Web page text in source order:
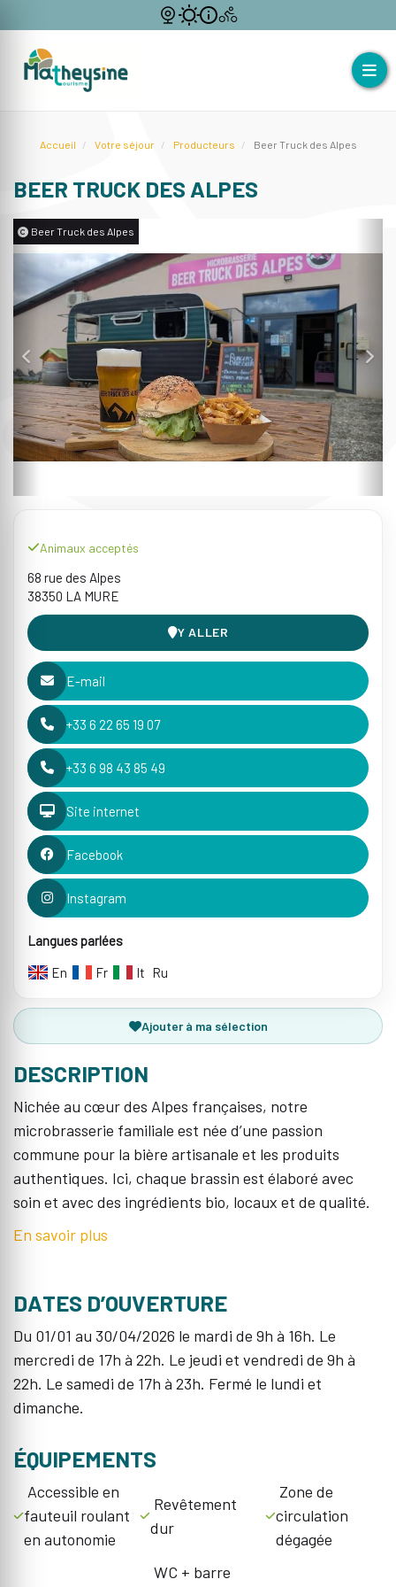
Accueil Votre séjour Producteurs Beer Truck des Alpes
BEER TRUCK DES ALPES
Beer Truck des Alpes
Animaux acceptés
68 rue des Alpes
38350 LA MURE
Y ALLER
E-mail
+33 6 22 65 19 07
+33 6 98 43 85 49
Site internet
Facebook
Instagram
Langues parlées
En
Fr It Ru
Ajouter à ma sélection
DESCRIPTION
Nichée au cœur des Alpes françaises, notre
microbrasserie familiale est née d’une passion
commune pour la bière artisanale et les produits
authentiques. Ici, chaque brassin est élaboré avec
soin et avec des ingrédients bio, locaux et de qualité.
En savoir plus
DATES D’OUVERTURE
Du 01/01 au 30/04/2026 le mardi de 9h à 16h. Le
mercredi de 17h à 22h. Le jeudi et vendredi de 9h à
22h. Le samedi de 17h à 23h. Fermé le lundi et
dimanche.
ÉQUIPEMENTS
Accessible en
fauteuil roulant
en autonomie
Revêtement
dur
Zone de
circulation
dégagée
WC + barre